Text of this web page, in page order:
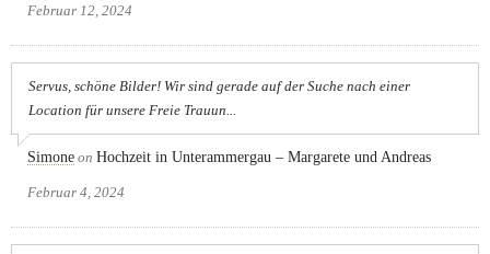
Februar 12, 2024
Servus, schöne Bilder! Wir sind gerade auf der Suche nach einer
Location für unsere Freie Trauun...
Simone on Hochzeit in Unterammergau – Margarete und Andreas
Februar 4, 2024